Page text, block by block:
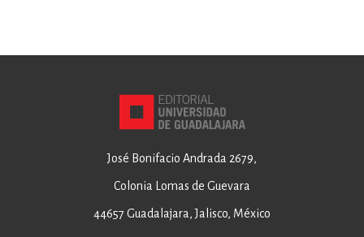
José Bonifacio Andrada 2679,
Colonia Lomas de Guevara
44657 Guadalajara, Jalisco, México